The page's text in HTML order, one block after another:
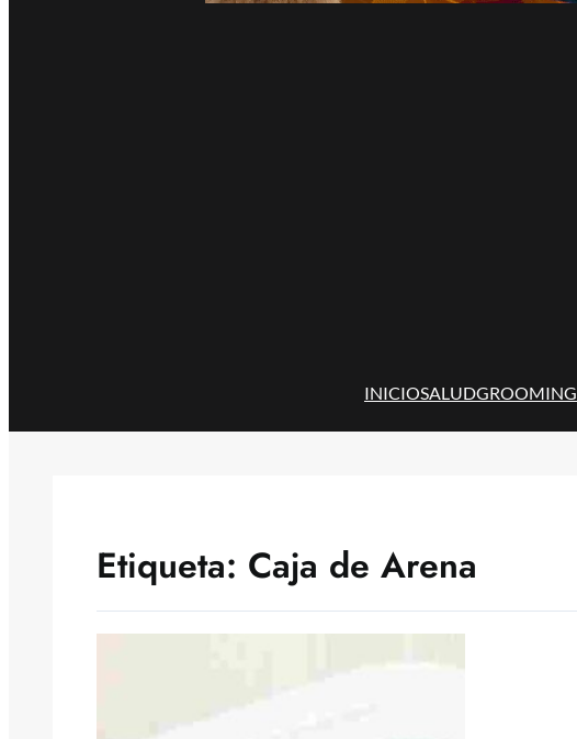
INICIOSALUDGROOMING
Etiqueta: Caja de Arena